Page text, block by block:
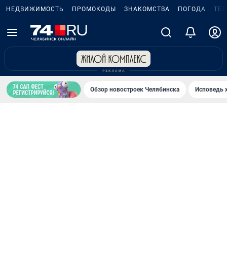
НЕДВИЖИМОСТЬ ПРОМОКОДЫ ЗНАКОМСТВА ПОГОДА
Обзор новостроек Челябинска Исповедь